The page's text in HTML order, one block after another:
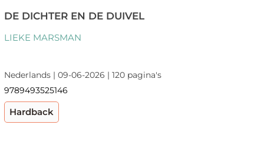
DE DICHTER EN DE DUIVEL
LIEKE MARSMAN
Nederlands | 09-06-2026 | 120 pagina's
9789493525146
Hardback